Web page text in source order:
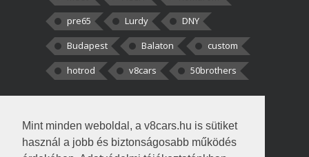
Mint minden weboldal, a v8cars.hu is sütiket
használ a jobb és biztonságosabb működés
pre65
Lurdy
DNY
Budapest
Balaton
custom
hotrod
v8cars 50brothers
kortisz:Elszúrtam! Én csak két
darabbaal számoltam. Nem tudtam, hogy fél autót,